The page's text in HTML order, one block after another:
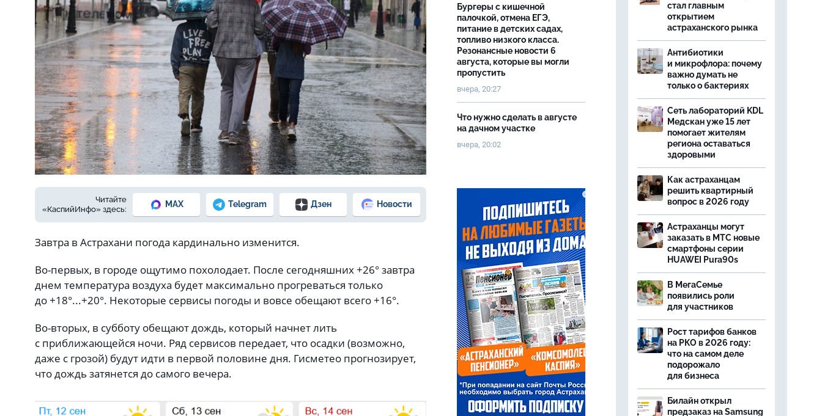
Фото: Елены Зимней
Читайте
«КаспийИнфо» здесь:
MAX Telegram Дзен Новости
Завтра в Астрахани погода кардинально изменится.
Во-первых, в городе ощутимо похолодает. После сегодняшних +26° завтра
днем температура воздуха будет максимально прогреваться только
до +18°...+20°. Некоторые сервисы погоды и вовсе обещают всего +16°.
Во-вторых, в субботу обещают дождь, который начнет лить
с приближающейся ночи. Ряд сервисов передает, что осадки (возможно,
даже с грозой) будут идти в первой половине дня. Гисметео прогнозирует,
что дождь затянется до самого вечера.
Бургеры с кишечной
палочкой, отмена ЕГЭ,
питание в детских садах,
топливо низкого класса.
Резонансные новости 6
августа, которые вы могли
пропустить
вчера, 20:27
Что нужно сделать в августе
на дачном участке
вчера, 20:02
стал главным
открытием
астраханского рынка
Антибиотики
и микрофлора: почему
важно думать не
только о бактериях
Сеть лабораторий KDL
Медскан уже 15 лет
помогает жителям
региона оставаться
здоровыми
Как астраханцам
решить квартирный
вопрос в 2026 году
Астраханцы могут
заказать в МТС новые
смартфоны серии
HUAWEI Pura90s
В МегаСемье
появились роли
для участников
Рост тарифов банков
на РКО в 2026 году:
что на самом деле
подорожало
для бизнеса
Билайн открыл
предзаказ на Samsung